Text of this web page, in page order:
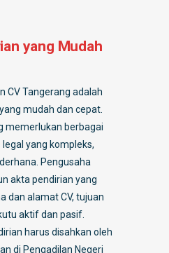
yang Mudah
CV Tangerang adalah
mudah dan cepat.
memerlukan berbagai
yang kompleks,
Pengusaha
akta pendirian yang
dan alamat CV, tujuan
aktif dan pasif.
harus disahkan oleh
di Pengadilan Negeri